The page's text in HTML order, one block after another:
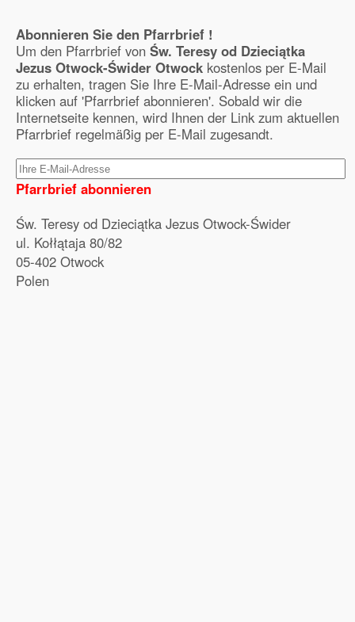
Abonnieren Sie den Pfarrbrief !
Um den Pfarrbrief von Św. Teresy od Dzieciątka
Jezus Otwock-Świder Otwock kostenlos per E-Mail
zu erhalten, tragen Sie Ihre E-Mail-Adresse ein und
klicken auf 'Pfarrbrief abonnieren'. Sobald wir die
Internetseite kennen, wird Ihnen der Link zum aktuellen
Pfarrbrief regelmäßig per E-Mail zugesandt.
Pfarrbrief abonnieren
Św. Teresy od Dzieciątka Jezus Otwock-Świder
ul. Kołłątaja 80/82
05-402 Otwock
Polen